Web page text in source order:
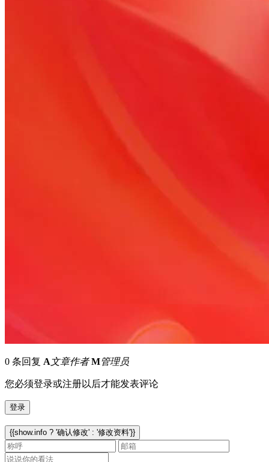
0 条回复 A文章作者 M管理员
您必须登录或注册以后才能发表评论
登录
{{show.info ? '确认修改' : '修改资料'}}